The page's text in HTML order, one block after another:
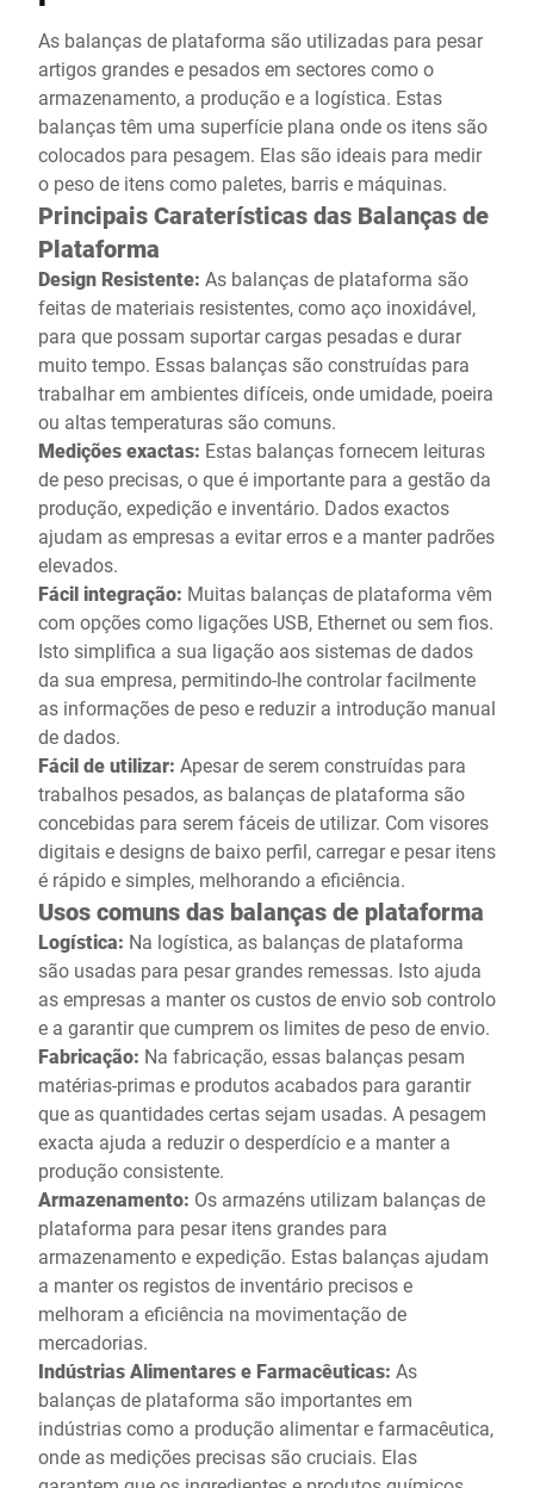
As balanças de plataforma são utilizadas para pesar
artigos grandes e pesados em sectores como o
armazenamento, a produção e a logística. Estas
balanças têm uma superfície plana onde os itens são
colocados para pesagem. Elas são ideais para medir
o peso de itens como paletes, barris e máquinas.
Principais Caraterísticas das Balanças de
Plataforma
Design Resistente: As balanças de plataforma são
feitas de materiais resistentes, como aço inoxidável,
para que possam suportar cargas pesadas e durar
muito tempo. Essas balanças são construídas para
trabalhar em ambientes difíceis, onde umidade, poeira
ou altas temperaturas são comuns.
Medições exactas: Estas balanças fornecem leituras
de peso precisas, o que é importante para a gestão da
produção, expedição e inventário. Dados exactos
ajudam as empresas a evitar erros e a manter padrões
elevados.
Fácil integração: Muitas balanças de plataforma vêm
com opções como ligações USB, Ethernet ou sem fios.
Isto simplifica a sua ligação aos sistemas de dados
da sua empresa, permitindo-lhe controlar facilmente
as informações de peso e reduzir a introdução manual
de dados.
Fácil de utilizar: Apesar de serem construídas para
trabalhos pesados, as balanças de plataforma são
concebidas para serem fáceis de utilizar. Com visores
digitais e designs de baixo perfil, carregar e pesar itens
é rápido e simples, melhorando a eficiência.
Usos comuns das balanças de plataforma
Logística: Na logística, as balanças de plataforma
são usadas para pesar grandes remessas. Isto ajuda
as empresas a manter os custos de envio sob controlo
e a garantir que cumprem os limites de peso de envio.
Fabricação: Na fabricação, essas balanças pesam
matérias-primas e produtos acabados para garantir
que as quantidades certas sejam usadas. A pesagem
exacta ajuda a reduzir o desperdício e a manter a
produção consistente.
Armazenamento: Os armazéns utilizam balanças de
plataforma para pesar itens grandes para
armazenamento e expedição. Estas balanças ajudam
a manter os registos de inventário precisos e
melhoram a eficiência na movimentação de
mercadorias.
Indústrias Alimentares e Farmacêuticas: As
balanças de plataforma são importantes em
indústrias como a produção alimentar e farmacêutica,
onde as medições precisas são cruciais. Elas